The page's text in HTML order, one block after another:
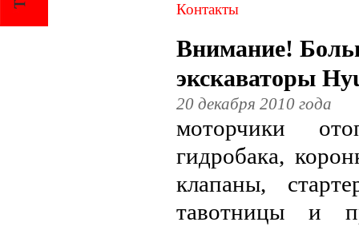
Контакты
Внимание!
экскаваторы
20 декабря 2010 года
моторчики
гидробака,
клапаны,
тавотницы и